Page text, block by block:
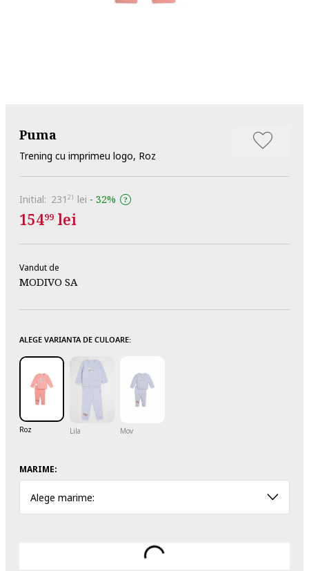
Puma
Trening cu imprimeu logo, Roz
Initial: 231 21 lei - 32%
15499 lei
Vandut de
MODIVO SA
ALEGE VARIANTA DE CULOARE:
Roz Lila Mov
MARIME:
Alege marime: